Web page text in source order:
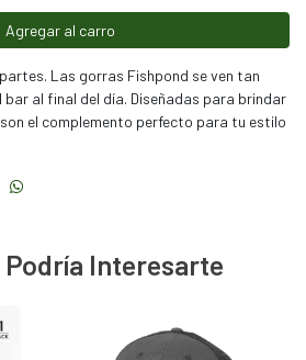
Agregar al carro
Las gorras Fishpond se ven tan
bar al final del día. Diseñadas para brindar
el complemento perfecto para tu estilo
Podría Interesarte